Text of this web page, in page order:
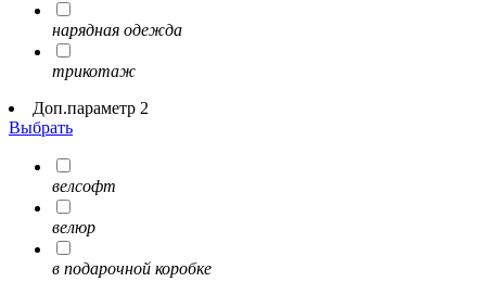
нарядная одежда
трикотаж
Доп.параметр 2
Выбрать
велсофт
велюр
в подарочной коробке